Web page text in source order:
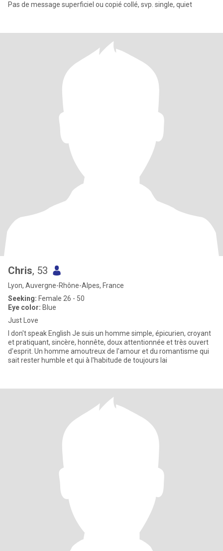
Pas de message superficiel ou copié collé, svp. single, quiet
Chris, 53
Lyon, Auvergne-Rhône-Alpes, France
Seeking: Female 26 - 50
Eye color: Blue
Just Love
I don't speak English Je suis un homme simple, épicurien, croyant
et pratiquant, sincère, honnête, doux attentionnée et très ouvert
d'esprit. Un homme amoutreux de l'amour et du romantisme qui
sait rester humble et qui à l'habitude de toujours lai